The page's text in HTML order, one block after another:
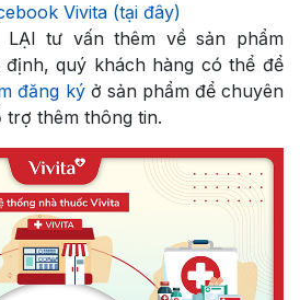
Vivita (tại đây)
LẠI tư vấn thêm về sản phẩm
quý khách hàng có thể để
đăng kýở sản phẩm để chuyên
trợ thêm thông tin.